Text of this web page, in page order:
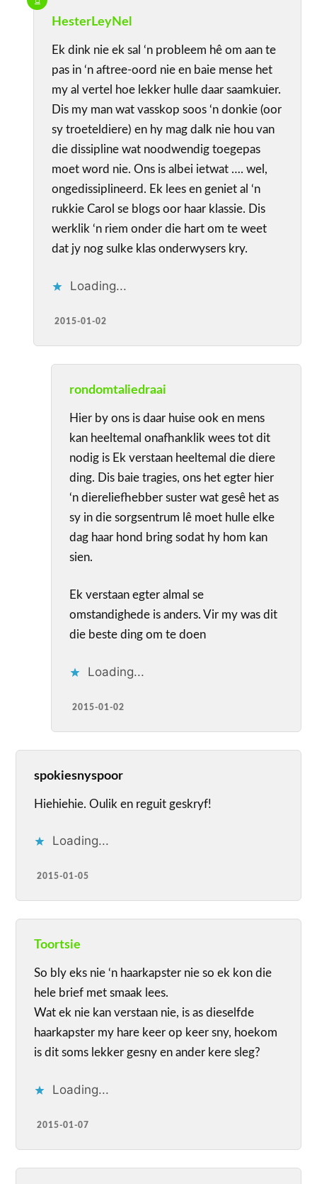
HesterLeyNel
Ek dink nie ek sal ‘n probleem hê om aan te
pas in ‘n aftree-oord nie en baie mense het
my al vertel hoe lekker hulle daar saamkuier.
Dis my man wat vasskop soos ‘n donkie (oor
sy troeteldiere) en hy mag dalk nie hou van
die dissipline wat noodwendig toegepas
moet word nie. Ons is albei ietwat …. wel,
ongedissiplineerd. Ek lees en geniet al ‘n
rukkie Carol se blogs oor haar klassie. Dis
werklik ‘n riem onder die hart om te weet
dat jy nog sulke klas onderwysers kry.
Loading...
2015-01-02
rondomtaliedraai
Hier by ons is daar huise ook en mens
kan heeltemal onafhanklik wees tot dit
nodig is Ek verstaan heeltemal die diere
ding. Dis baie tragies, ons het egter hier
‘n diereliefhebber suster wat gesê het as
sy in die sorgsentrum lê moet hulle elke
dag haar hond bring sodat hy hom kan
sien.
Ek verstaan egter almal se
omstandighede is anders. Vir my was dit
die beste ding om te doen
Loading...
2015-01-02
spokiesnyspoor
Hiehiehie. Oulik en reguit geskryf!
Loading...
2015-01-05
Toortsie
So bly eks nie ‘n haarkapster nie so ek kon die
hele brief met smaak lees.
Wat ek nie kan verstaan nie, is as dieselfde
haarkapster my hare keer op keer sny, hoekom
is dit soms lekker gesny en ander kere sleg?
Loading...
2015-01-07